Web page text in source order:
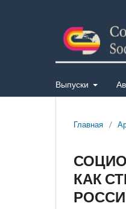
Выпуски
Главная /
КАК